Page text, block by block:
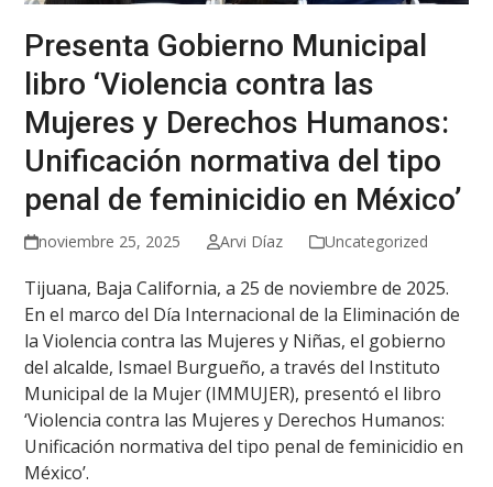
Presenta Gobierno Municipal
libro ‘Violencia contra las
Mujeres y Derechos Humanos:
Unificación normativa del tipo
penal de feminicidio en México’
noviembre 25, 2025 Arvi Díaz Uncategorized
Tijuana, Baja California, a 25 de noviembre de 2025.
En el marco del Día Internacional de la Eliminación de
la Violencia contra las Mujeres y Niñas, el gobierno
del alcalde, Ismael Burgueño, a través del Instituto
Municipal de la Mujer (IMMUJER), presentó el libro
‘Violencia contra las Mujeres y Derechos Humanos:
Unificación normativa del tipo penal de feminicidio en
México’.